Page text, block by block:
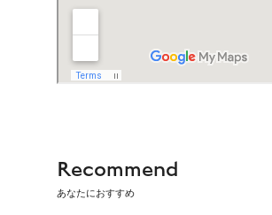
Recommend
あなたにおすすめ